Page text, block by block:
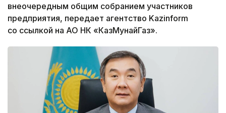
внеочередным общим собранием участников
предприятия, передает агентство Kazinform
со ссылкой на АО НК «КазМунайГаз».